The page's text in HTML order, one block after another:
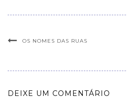
OS NOMES DAS RUAS
DEIXE UM COMENTÁRIO